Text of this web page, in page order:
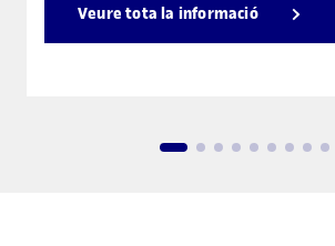
Veure tota la informació